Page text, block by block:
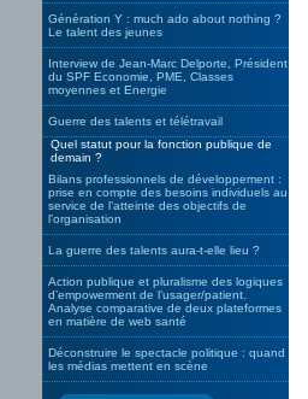
Génération Y : much ado about nothing ?
Le talent des jeunes
Interview de Jean-Marc Delporte, Président
du SPF Economie, PME, Classes
moyennes et Energie
Guerre des talents et télétravail
Quel statut pour la fonction publique de
demain ?
Bilans professionnels de développement :
prise en compte des besoins individuels au
service de l’atteinte des objectifs de
l’organisation
La guerre des talents aura-t-elle lieu ?
Action publique et pluralisme des logiques
d’empowerment de l’usager/patient.
Analyse comparative de deux plateformes
en matière de web santé
Déconstruire le spectacle politique : quand
les médias mettent en scène